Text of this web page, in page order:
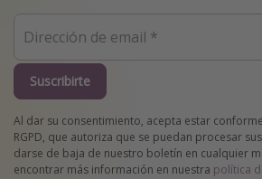
Suscribirte
Al dar su consentimiento, acepta estar
RGPD, que autoriza que se puedan procesar
darse de baja de nuestro boletín en cualquier
encontrar más información en nuestra política